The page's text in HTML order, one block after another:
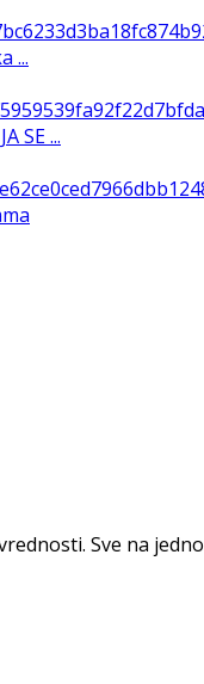
...
SE ...
Sve na